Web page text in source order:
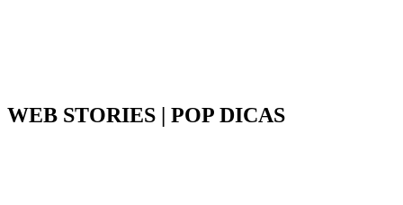
WEB STORIES | POP DICAS